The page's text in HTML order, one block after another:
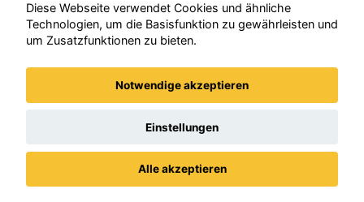
© konjunkturmotor.de GmbH 2020 - 2026
Diese Webseite verwendet Cookies und ähnliche
Technologien, um die Basisfunktion zu gewährleisten und
um Zusatzfunktionen zu bieten.
Notwendige akzeptieren
Einstellungen
Alle akzeptieren